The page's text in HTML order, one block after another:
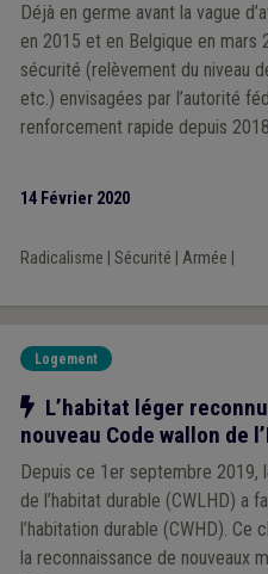
Déjà en germe avant la vague
en 2015 et en Belgique en mars
sécurité (relèvement du niveau
etc.) envisagées par l’autorité
renforcement rapide depuis
14 Février 2020
Radicalisme Sécurité Armée
Logement
Notre action
L’habitat léger
nouveau Code wallon de
Depuis ce 1er septembre 2019,
de l’habitat durable (CWLHD) a
l’habitation durable (CWHD). Ce
la reconnaissance de nouveaux